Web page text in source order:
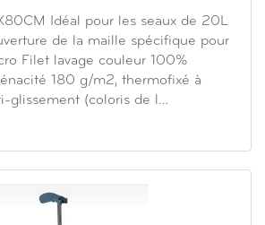
Idéal pour les seaux de 20L
de la maille spécifique pour
Filet lavage couleur 100%
180 g/m2, thermofixé à
glissement (coloris de l…